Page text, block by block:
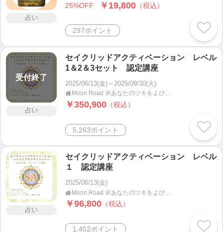
占い
25%OFF ￥19,800 （税込）
297ポイント
受付終了
占い
セイクリッドアクティベーション レベル
1＆2＆3セット 認定講座
2025/06/13(金)～2025/09/30(火)
 Moon Road ＠あなたのツキをよびこむ 月よみ師®いき〜占い・カウンセリング〜
￥350,900 （税込）
5,263ポイント
占い
セイクリッドアクティベーション レベル
１ 認定講座
2025/06/13(金)

￥96,800 （税込）
1,452ポイント